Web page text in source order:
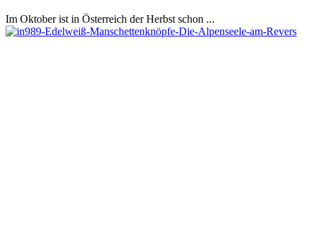
Im Oktober ist in Österreich der Herbst schon ...